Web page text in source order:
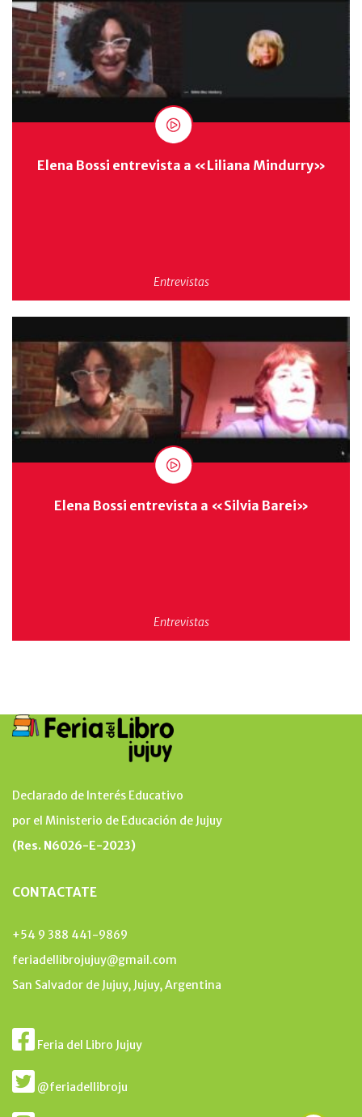
Elena Bossi entrevista a «Liliana Mindurry»
Entrevistas
Elena Bossi entrevista a «Silvia Barei»
Entrevistas
Declarado de Interés Educativo
por el Ministerio de Educación de Jujuy
(Res. N6026-E-2023)
CONTACTATE
+54 9 388 441-9869
feriadellibrojujuy@gmail.com
San Salvador de Jujuy, Jujuy, Argentina
Feria del Libro Jujuy
@feriadellibroju